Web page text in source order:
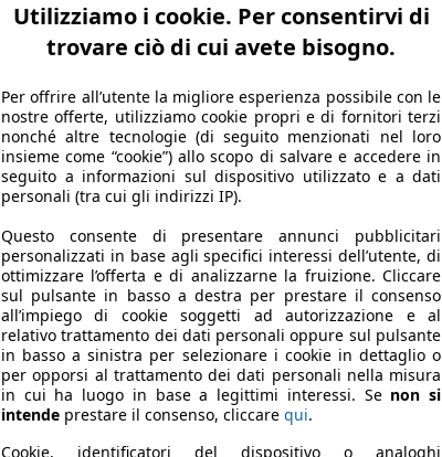
Utilizziamo i cookie. Per consentirvi di
trovare ciò di cui avete bisogno.
Per offrire all’utente la migliore esperienza possibile con le
nostre offerte, utilizziamo cookie propri e di fornitori terzi
nonché altre tecnologie (di seguito menzionati nel loro
insieme come “cookie”) allo scopo di salvare e accedere in
seguito a informazioni sul dispositivo utilizzato e a dati
personali (tra cui gli indirizzi IP).
Questo consente di presentare annunci pubblicitari
personalizzati in base agli specifici interessi dell’utente, di
ottimizzare l’offerta e di analizzarne la fruizione. Cliccare
sul pulsante in basso a destra per prestare il consenso
all’impiego di cookie soggetti ad autorizzazione e al
relativo trattamento dei dati personali oppure sul pulsante
in basso a sinistra per selezionare i cookie in dettaglio o
per opporsi al trattamento dei dati personali nella misura
in cui ha luogo in base a legittimi interessi. Se non si
intende prestare il consenso, cliccare qui.
Cookie, identificatori del dispositivo o analoghi